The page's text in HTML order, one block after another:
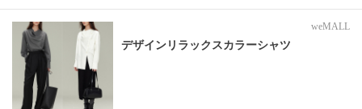
weMALL
デザインリラックスカラーシャツ